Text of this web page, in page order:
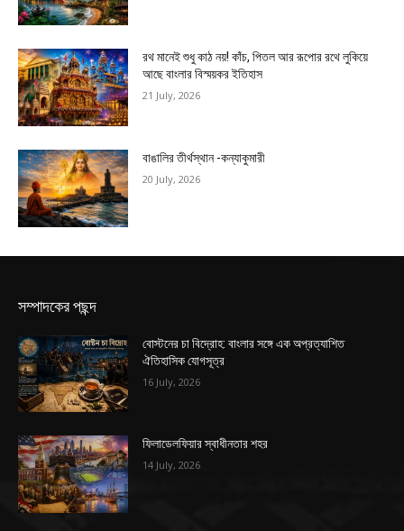
রথ মানেই শুধু কাঠ নয়! কাঁচ, পিতল আর রূপোর রথে লুকিয়ে
আছে বাংলার বিস্ময়কর ইতিহাস
21 July, 2026
বাঙালির তীর্থস্থান -কন্যাকুমারী
20 July, 2026
সম্পাদকের পছন্দ
বোস্টনের চা বিদ্রোহ: বাংলার সঙ্গে এক অপ্রত্যাশিত
ঐতিহাসিক যোগসূত্র
16 July, 2026
ফিলাডেলফিয়ার স্বাধীনতার শহর
14 July, 2026